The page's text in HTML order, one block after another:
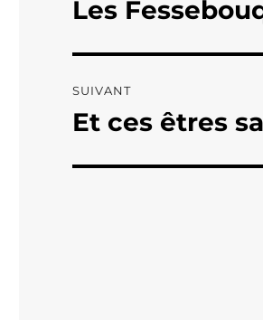
Publication
Les
SUIVANT
Publication
Et ces êtres